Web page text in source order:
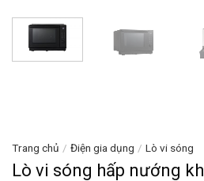
Trang chủ / Điện gia dụng / Lò vi sóng
Lò vi sóng hấp nướng